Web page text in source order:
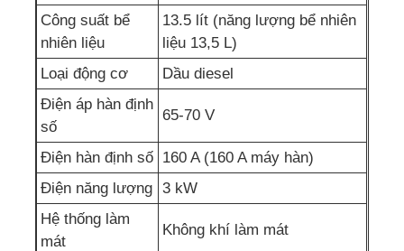
Bảo trì máy phát điện
Bộ máy phát điện hàn
động cơ diesel máy phát điện
bơm nước thải
Công suất bể
nhiên liệu
13.5 lít (năng lượng bể nhiên
liệu 13,5 L)
Loại động cơ
Dầu diesel
Điện áp hàn định
số
65-70 V
Điện hàn định số 160 A (160 A máy hàn)
Điện năng lượng 3 kW
Hệ thống làm
mát
Không khí làm mát